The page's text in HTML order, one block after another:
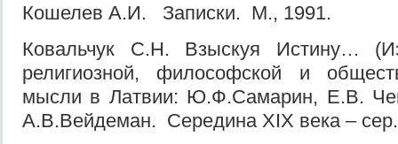
Кошелев А.И. Записки. М., 1991.
Ковальчук С.Н. Взыскуя Истину…
религиозной, философской и
мысли в Латвии: Ю.Ф.Самарин, Е.В.
А.В.Вейдеман. Середина XIX века –